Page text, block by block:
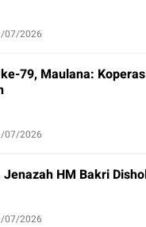
07/2026
79, Maulana:
07/2026
HM Bakri
07/2026